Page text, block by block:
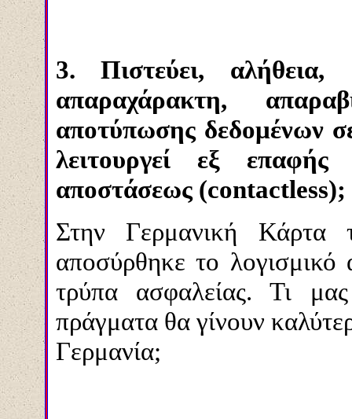
3.
Πιστεύει,
απαραχάρακτη,
αποτύπωσης δεδομένων
λειτουργεί εξ
αποστάσεως (contactless);
Στην Γερμανική
αποσύρθηκε το λογισμικό
τρύπα ασφαλείας. Τι
πράγματα θα γίνουν
Γερμανία;